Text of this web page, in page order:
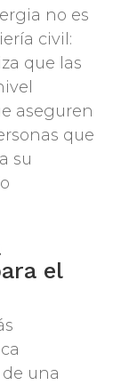
no es
civil:
que las
aseguren
que
su
el
una